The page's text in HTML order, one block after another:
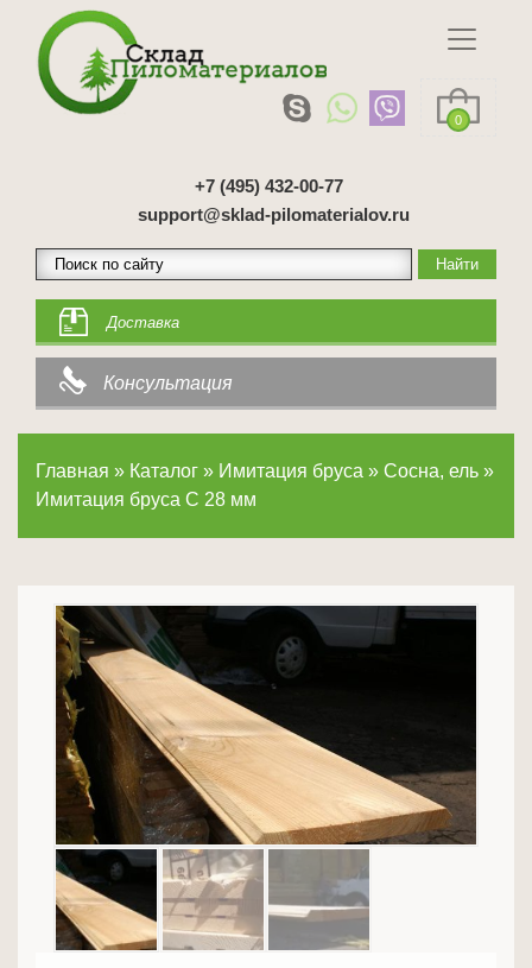
0
+7 (495) 432-00-77
support@sklad-pilomaterialov.ru
Доставка
Консультация
Главная » Каталог » Имитация бруса » Сосна, ель »
Имитация бруса C 28 мм